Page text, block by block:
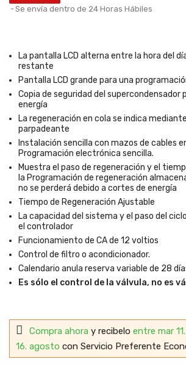
Se envía dentro de 24 Horas Hábiles
La pantalla LCD alterna entre la hora del
restante
Pantalla LCD grande para una
Copia de seguridad del supercondensador
energía
La regeneración en cola se indica
parpadeante
Instalación sencilla con mazos de cables
Programación electrónica sencilla.
Muestra el paso de regeneración y el
la Programación de regeneración
no se perderá debido a cortes de energía
Tiempo de Regeneración Ajustable
La capacidad del sistema y el paso del
el controlador
Funcionamiento de CA de 12 voltios
Control de filtro o acondicionador.
Calendario anula reserva variable de 28
Es sólo el control de la válvula, no es
Compra ahora y recibelo entre mar
16. agosto con Servicio Preferente